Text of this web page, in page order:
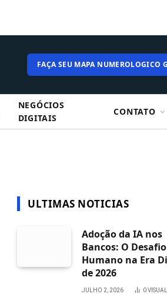
FAÇA SEU MAPA NUMEROLOGICO
NEGÓCIOS
DIGITAIS
CONTATO
ULTIMAS NOTICIAS
Adoção da IA nos
Bancos: O Desafio
Humano na Era
de 2026
JULHO 2, 2026 0